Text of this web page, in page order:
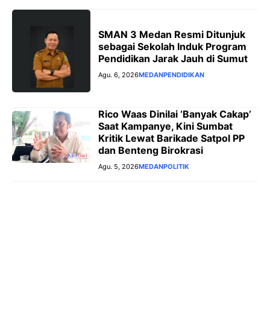
SMAN 3 Medan Resmi Ditunjuk
sebagai Sekolah Induk Program
Pendidikan Jarak Jauh di Sumut
Agu. 6, 2026MEDANPENDIDIKAN
Rico Waas Dinilai ‘Banyak Cakap’
Saat Kampanye, Kini Sumbat
Kritik Lewat Barikade Satpol PP
dan Benteng Birokrasi
Agu. 5, 2026MEDANPOLITIK